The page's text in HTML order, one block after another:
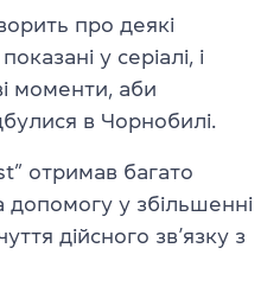
про деякі
у серіалі, і
моменти, аби
в Чорнобилі.
отримав багато
допомогу у збільшенні
дійсного зв’язку з